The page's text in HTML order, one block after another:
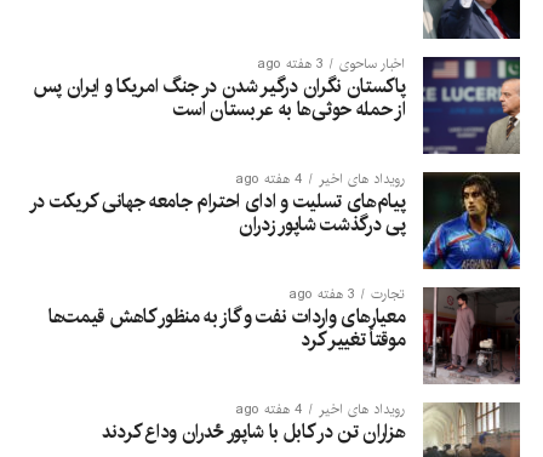
اخبار ساحوی 3 هفته ago
پاکستان نگران درگیر شدن در جنگ امریکا و ایران پس
از حمله حوثی‌ها به عربستان است
رویداد های اخیر 4 هفته ago
پیام‌های تسلیت و ادای احترام جامعه جهانی کریکت در
پی درگذشت شاپور زدران
تجارت 3 هفته ago
معیارهای واردات نفت و گاز به منظور کاهش قیمت‌ها
موقتاً تغییر کرد
رویداد های اخیر 4 هفته ago
هزاران تن در کابل با شاپور ځدران وداع کردند